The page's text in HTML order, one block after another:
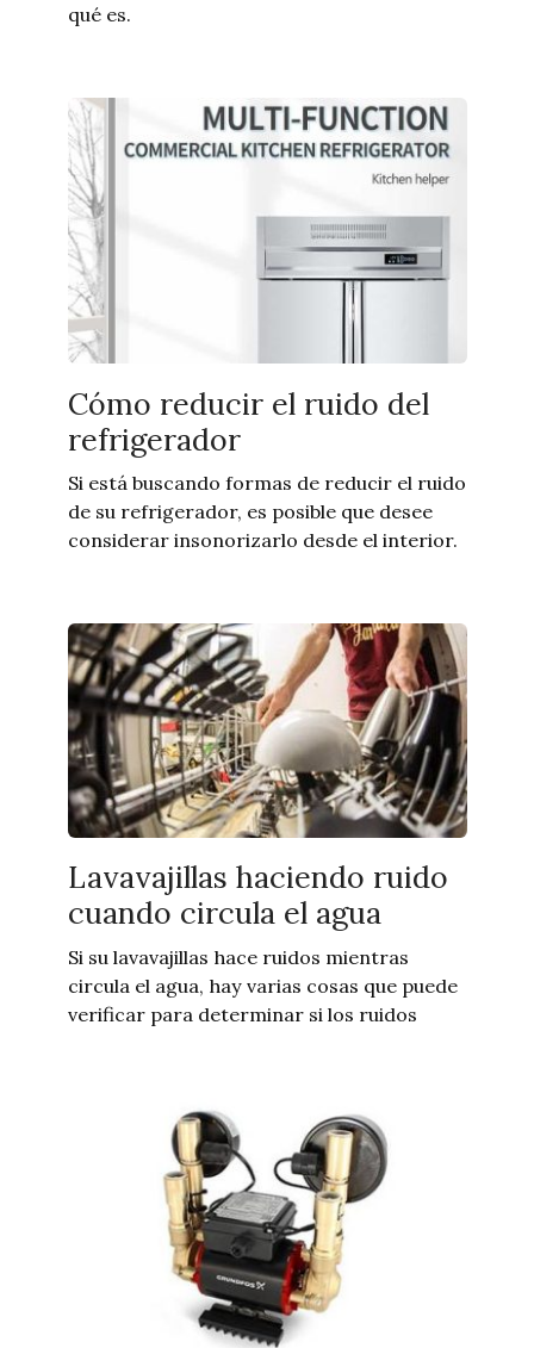
qué es.
Cómo reducir el ruido del
refrigerador
Si está buscando formas de reducir el ruido
de su refrigerador, es posible que desee
considerar insonorizarlo desde el interior.
Lavavajillas haciendo ruido
cuando circula el agua
Si su lavavajillas hace ruidos mientras
circula el agua, hay varias cosas que puede
verificar para determinar si los ruidos